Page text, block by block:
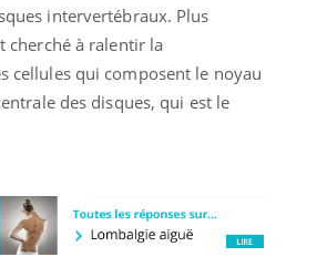
intervertébraux. Plus
cherché à ralentir la
cellules qui composent le noyau
des disques, qui est le